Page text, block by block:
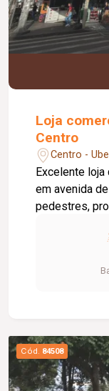
Loja
Centro
Centro -
Excelente loja
em avenida
pedestres,
em um
banheiros,
Cód. 84508